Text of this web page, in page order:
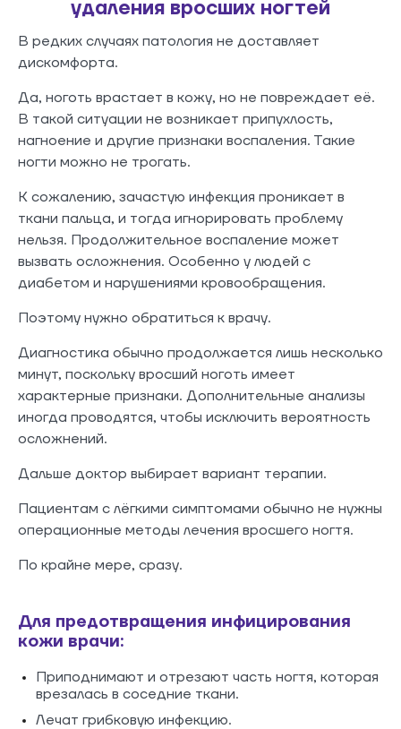
удаления вросших ногтей
В редких случаях патология не доставляет
дискомфорта.
Да, ноготь врастает в кожу, но не повреждает её.
В такой ситуации не возникает припухлость,
нагноение и другие признаки воспаления. Такие
ногти можно не трогать.
К сожалению, зачастую инфекция проникает в
ткани пальца, и тогда игнорировать проблему
нельзя. Продолжительное воспаление может
вызвать осложнения. Особенно у людей с
диабетом и нарушениями кровообращения.
Поэтому нужно обратиться к врачу.
Диагностика обычно продолжается лишь несколько
минут, поскольку вросший ноготь имеет
характерные признаки. Дополнительные анализы
иногда проводятся, чтобы исключить вероятность
осложнений.
Дальше доктор выбирает вариант терапии.
Пациентам с лёгкими симптомами обычно не нужны
операционные методы лечения вросшего ногтя.
По крайне мере, сразу.
Для предотвращения инфицирования
кожи врачи:
Приподнимают и отрезают часть ногтя, которая
врезалась в соседние ткани.
Лечат грибковую инфекцию.